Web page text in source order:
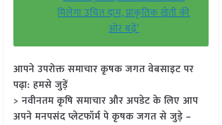
मिलेगा उचित दाम, प्राकृतिक खेती की
ओर बढ़ें’
आपने उपरोक्त समाचार कृषक जगत वेबसाइट पर
पढ़ा: हमसे जुड़ें
> नवीनतम कृषि समाचार और अपडेट के लिए आप
अपने मनपसंद प्लेटफॉर्म पे कृषक जगत से जुड़े –